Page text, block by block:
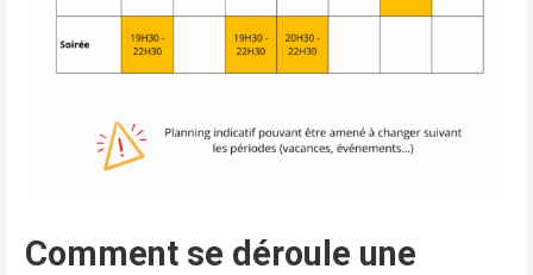
Comment se déroule une